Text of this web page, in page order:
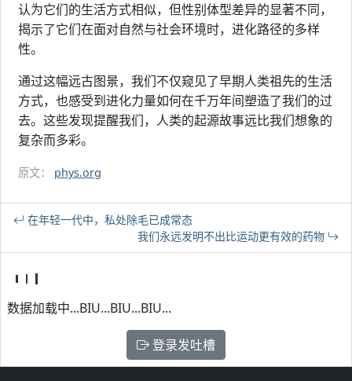
认为它们的生活方式相似，但性别体型差异的显著不同，
揭示了它们在面对自然与社会环境时，进化路径的多样
性。
通过这幅远古图景，我们不仅窥见了早期人类祖先的生活
方式，也感受到进化力量如何在千万年间塑造了我们的过
去。这些发现提醒我们，人类的起源故事远比我们想象的
复杂而多彩。
原文： phys.org
在年轻一代中，私处除毛已成常态
我们永远发明不出比运动更有效的药物
数据加载中...BIU...BIU...BIU...
登录发吐槽